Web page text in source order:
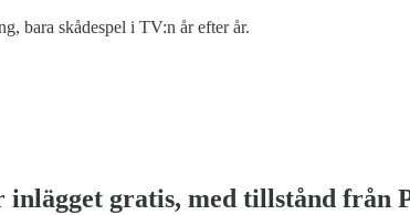
bara skådespel i TV:n år efter år.
inlägget gratis, med tillstånd från